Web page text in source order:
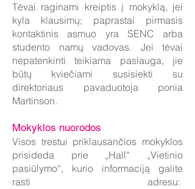
Tėvai raginami kreiptis į mokyklą, jei
kyla klausimų; paprastai pirmasis
kontaktinis asmuo yra SENC arba
studento namų vadovas. Jei tėvai
nepatenkinti teikiama paslauga, jie
būtų kviečiami susisiekti su
direktoriaus pavaduotoja ponia
Martinson.
Mokyklos nuorodos
Visos trestui priklausančios mokyklos
prisideda prie „Hall“ „Vietinio
pasiūlymo“, kurio informaciją galite
rasti adresu: